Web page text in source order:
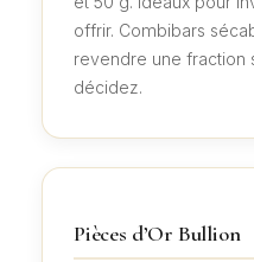
offrir. Combibars
revendre une fraction
décidez.
Pièces d’Or Bullion